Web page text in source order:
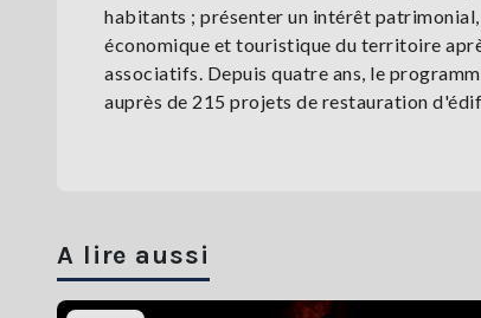
habitants ; présenter un intérêt
économique et touristique du territoire
associatifs. Depuis quatre ans, le
auprès de 215 projets de restauration
A lire aussi